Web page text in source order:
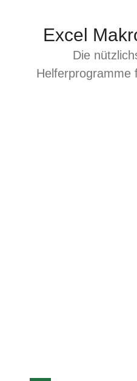
Excel
Die
Helferprogramme